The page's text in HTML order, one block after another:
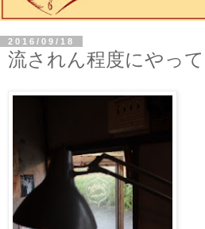
2016/09/18
流されん程度にやって